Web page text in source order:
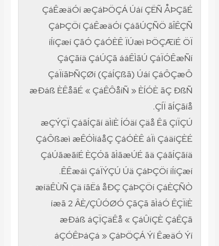
ÇáÊæäÓí æÇáÞÖÇÁ Úáí ÇËÑ ÅÞÇãÉ
ÇáÞÇÖí ÇáÊæäÓí ÇáãÚÇÑÖ ãÎÊÇÑ
íÍíÇæí ÇãÓ ÇáÓÈÊ ÏÚæì ÞÖÇÆíÉ ÖÏ
ÇáÇãíä ÇáÚÇã ááÊÌãÚ ÇáÏÓÊæÑí
ÇáÏíãÞÑÇØí (ÇáÍÇßã) Úáí ÇáÔÇæÔ
æÐáß ÈÊåãÉ « ÇáÊÔåíÑ » ÈÍÓÈ ãÇ ÐßÑ
ÇÍÏ ãÍÇãíå.
æÇÝÇÏ ÇáãÍÇãí äÌíÈ ÍÓäí Çäå Êã ÇíÏÇÚ
ÇáÔßæì æÊÓÌíáåÇ ÇáÓÈÊ áÏì ÇáäíÇÈÉ
ÇáÚãæãíÉ ÈÇÓã ãÌãæÚÉ ãä ÇáãÍÇãíä
ÊÊæáì ÇáÏÝÇÚ Úä ÇáÞÇÖí íÍíÇæí.
æíäÊÙÑ Çä íãËá åÐÇ ÇáÞÇÖí ÇáÈÇÑÒ
íæã 2 ÂÈ/ÇÛÓØÓ ÇãÇã ãÌáÓ ÊÇÏíÈ
æÐáß áÇÏÇäÊå « ÇáÛíÇÈ ÇáÊÇã
áÇÓÊÞáÇá » ÇáÞÖÇÁ Ýí ÊæäÓ Ýí